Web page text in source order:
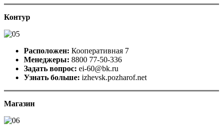
Контур
Расположен: Кооперативная 7
Менеджеры: 8800 77-50-336
Задать вопрос: ei-60@bk.ru
Узнать больше: izhevsk.pozharof.net
Магазин